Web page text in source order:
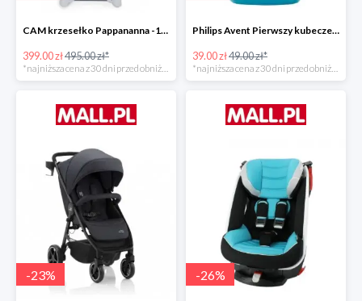
CAM krzesełko Pappananna -19%
399.00 zł495.00 zł*
*najniższa cena z 30 dni przed obniżką
Philips Avent Pierwszy kubeczek 260 ml -20%
39.00 zł49.00 zł*
*najniższa cena z 30 dni przed obniżką
-23% -26%